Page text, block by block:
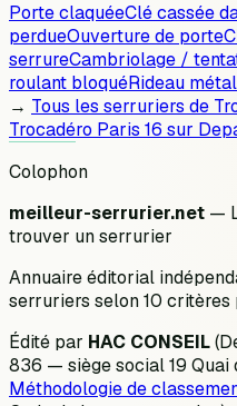
Porte claquéeClé cassée
perdueOuverture de porte
serrureCambriolage /
roulant bloquéRideau
→ Tous les serruriers de
Trocadéro Paris 16 sur
Colophon
meilleur-serrurier.net —
trouver un serrurier
Annuaire éditorial
serruriers selon 10
Édité par HAC CONSEIL
836 — siège social 19
Méthodologie de